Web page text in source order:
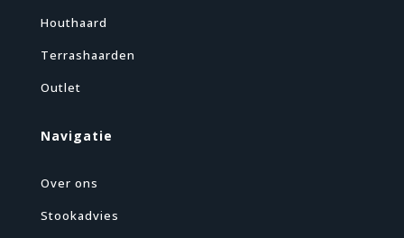
Houthaard
Terrashaarden
Outlet
Navigatie
Over ons
Stookadvies